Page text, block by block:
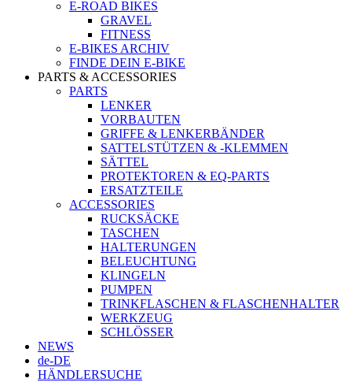
E-ROAD BIKES
GRAVEL
FITNESS
E-BIKES ARCHIV
FINDE DEIN E-BIKE
PARTS & ACCESSORIES
PARTS
LENKER
VORBAUTEN
GRIFFE & LENKERBÄNDER
SATTELSTÜTZEN & -KLEMMEN
SÄTTEL
PROTEKTOREN & EQ-PARTS
ERSATZTEILE
ACCESSORIES
RUCKSÄCKE
TASCHEN
HALTERUNGEN
BELEUCHTUNG
KLINGELN
PUMPEN
TRINKFLASCHEN & FLASCHENHALTER
WERKZEUG
SCHLÖSSER
NEWS
de-DE
HÄNDLERSUCHE